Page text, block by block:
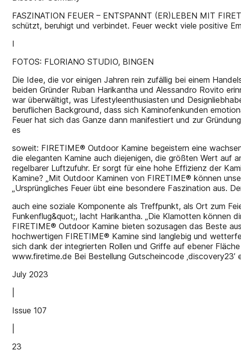
FASZINATION FEUER – ENTSPANNT (ER)LEBEN MIT
schützt, beruhigt und verbindet. Feuer weckt viele positive
I
FOTOS: FLORIANO STUDIO, BINGEN
Die Idee, die vor einigen Jahren rein zufällig bei einem
beiden Gründer Ruban Harikantha und Alessandro Rovito
war überwältigt, was Lifestyleenthusiasten und
beruflichen Background, dass sich Kaminofenkunden
Feuer hat sich das Ganze dann manifestiert und zur
es
soweit: FIRETIME® Outdoor Kamine begeistern eine
die eleganten Kamine auch diejenigen, die größten Wert auf
regelbarer Luftzufuhr. Er sorgt für eine hohe Effizienz der
Kamine? „Mit Outdoor Kaminen von FIRETIME® können
„Ursprüngliches Feuer übt eine besondere Faszination aus.
auch eine soziale Komponente als Treffpunkt, als Ort zum
Funkenflug&quot;, lacht Harikantha. „Die Klamotten können
FIRETIME® Outdoor Kamine bieten sozusagen das Beste
hochwertigen FIRETIME® Kamine sind langlebig und
sich dank der integrierten Rollen und Griffe auf ebener
www.firetime.de Bei Bestellung Gutscheincode
July 2023
Issue 107
23